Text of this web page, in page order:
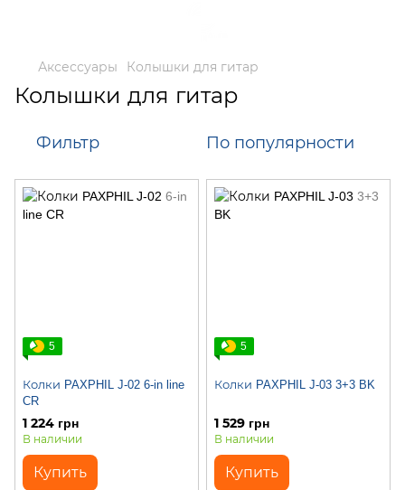
Аксессуары Колышки для гитар
Колышки для гитар
Фильтр По популярности
5
Колки PAXPHIL J-02 6-in line
CR
1 224 грн
В наличии
Купить
5
Колки PAXPHIL J-03 3+3 BK
1 529 грн
В наличии
Купить